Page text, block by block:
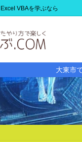
VBAを学ぶなら
大東市